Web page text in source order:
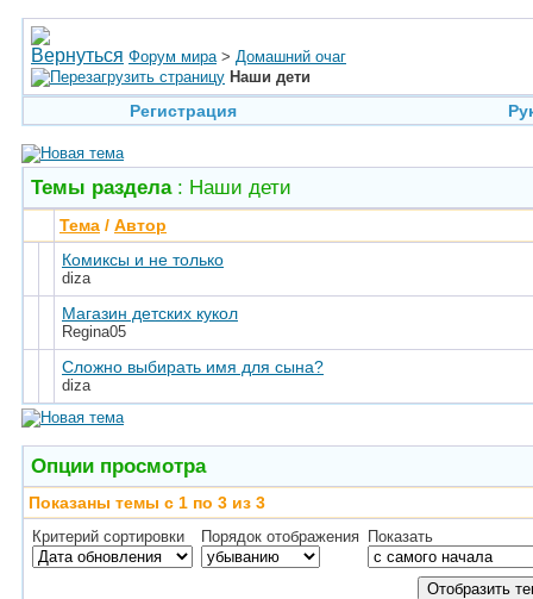
Форум мира > Домашний очаг
Наши дети
Регистрация
Темы раздела: Наши дети
Тема / Автор
Комиксы и не только
diza
Магазин детских кукол
Regina05
Сложно выбирать имя для сына?
diza
Опции просмотра
Показаны темы с 1 по 3 из 3
Критерий сортировки Порядок отображения Показать